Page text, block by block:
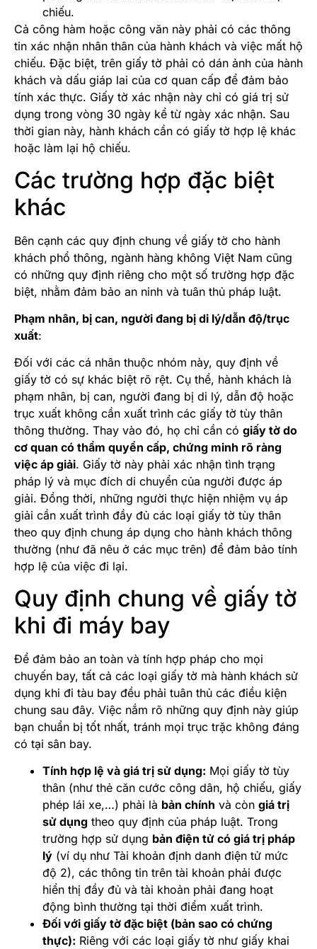
chiếu.
Cả công hàm hoặc công văn này phải có các thông
tin xác nhận nhân thân của hành khách và việc mất hộ
chiếu. Đặc biệt, trên giấy tờ phải có dán ảnh của hành
khách và dấu giáp lai của cơ quan cấp để đảm bảo
tính xác thực. Giấy tờ xác nhận này chỉ có giá trị sử
dụng trong vòng 30 ngày kể từ ngày xác nhận. Sau
thời gian này, hành khách cần có giấy tờ hợp lệ khác
hoặc làm lại hộ chiếu.
Các trường hợp đặc biệt
khác
Bên cạnh các quy định chung về giấy tờ cho hành
khách phổ thông, ngành hàng không Việt Nam cũng
có những quy định riêng cho một số trường hợp đặc
biệt, nhằm đảm bảo an ninh và tuân thủ pháp luật.
Phạm nhân, bị can, người đang bị di lý/dẫn độ/trục
xuất:
Đối với các cá nhân thuộc nhóm này, quy định về
giấy tờ có sự khác biệt rõ rệt. Cụ thể, hành khách là
phạm nhân, bị can, người đang bị di lý, dẫn độ hoặc
trục xuất không cần xuất trình các giấy tờ tùy thân
thông thường. Thay vào đó, họ chỉ cần có giấy tờ do
cơ quan có thẩm quyền cấp, chứng minh rõ ràng
việc áp giải. Giấy tờ này phải xác nhận tình trạng
pháp lý và mục đích di chuyển của người được áp
giải. Đồng thời, những người thực hiện nhiệm vụ áp
giải cần xuất trình đầy đủ các loại giấy tờ tùy thân
theo quy định chung áp dụng cho hành khách thông
thường (như đã nêu ở các mục trên) để đảm bảo tính
hợp lệ của việc đi lại.
Quy định chung về giấy tờ
khi đi máy bay
Để đảm bảo an toàn và tính hợp pháp cho mọi
chuyến bay, tất cả các loại giấy tờ mà hành khách sử
dụng khi đi tàu bay đều phải tuân thủ các điều kiện
chung sau đây. Việc nắm rõ những quy định này giúp
bạn chuẩn bị tốt nhất, tránh mọi trục trặc không đáng
có tại sân bay.
Tính hợp lệ và giá trị sử dụng: Mọi giấy tờ tùy
thân (như thẻ căn cước công dân, hộ chiếu, giấy
phép lái xe,…) phải là bản chính và còn giá trị
sử dụng theo quy định của pháp luật. Trong
trường hợp sử dụng bản điện tử có giá trị pháp
lý (ví dụ như Tài khoản định danh điện tử mức
độ 2), các thông tin trên tài khoản phải được
hiển thị đầy đủ và tài khoản phải đang hoạt
động bình thường tại thời điểm xuất trình.
Đối với giấy tờ đặc biệt (bản sao có chứng
thực): Riêng với các loại giấy tờ như giấy khai